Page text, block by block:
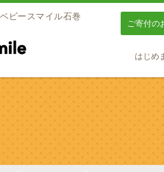
ベビースマイル石巻
ご寄付の
はじめ